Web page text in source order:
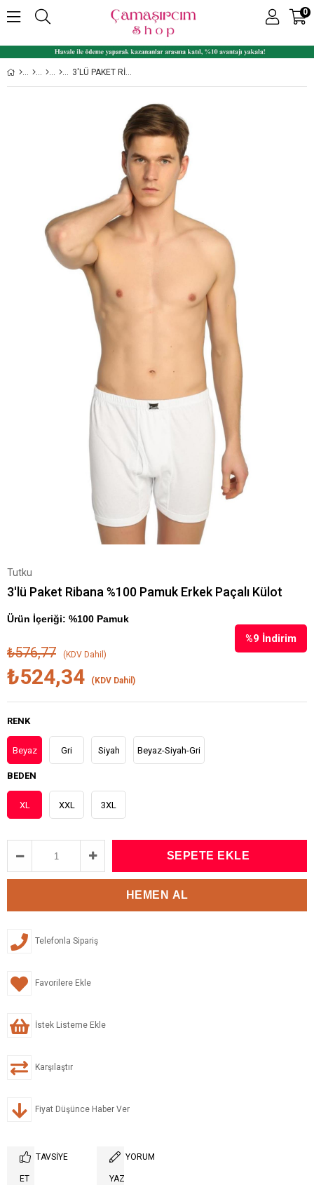
0
3'LÜ PAKET RIBANA %100 PAMUK ERKEK PAÇALI KÜLOT
Tutku
3'lü Paket Ribana %100 Pamuk Erkek Paçalı Külot
Ürün İçeriği: %100 Pamuk
%9 İndirim
₺576,77 (KDV Dahil)
₺524,34 (KDV Dahil)
RENK
Beyaz Gri Siyah Beyaz-Siyah-Gri
BEDEN
XL XXL 3XL
Telefonla Sipariş
Favorilere Ekle
İstek Listeme Ekle
Karşılaştır
Fiyat Düşünce Haber Ver
TAVSIYE
ET
YORUM
YAZ